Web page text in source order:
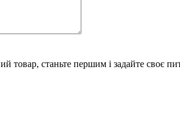
товар, станьте першим і задайте своє